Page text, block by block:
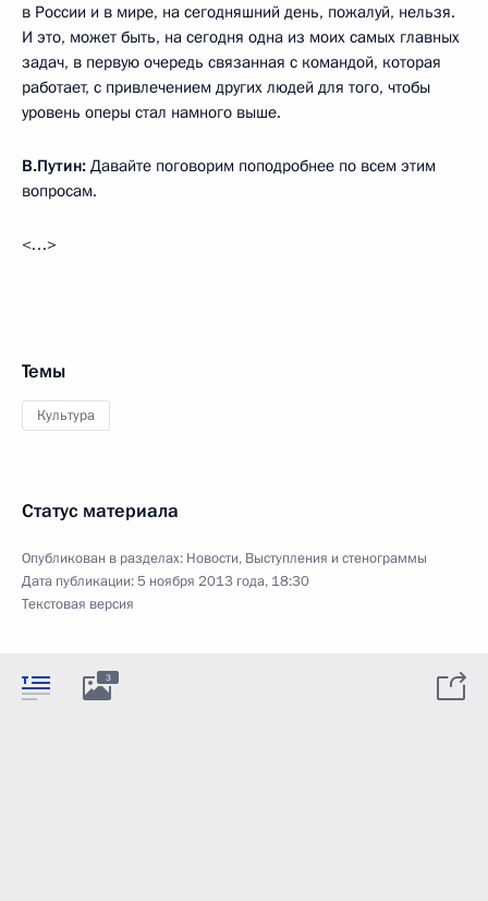
в России и в мире, на сегодняшний день, пожалуй, нельзя.
И это, может быть, на сегодня одна из моих самых главных
задач, в первую очередь связанная с командой, которая
работает, с привлечением других людей для того, чтобы
уровень оперы стал намного выше.
В.Путин: Давайте поговорим поподробнее по всем этим
вопросам.
<…>
Темы
Культура
Статус материала
Опубликован в разделах: Новости, Выступления и стенограммы
Дата публикации:5 ноября 2013 года, 18:30
Текстовая версия
3